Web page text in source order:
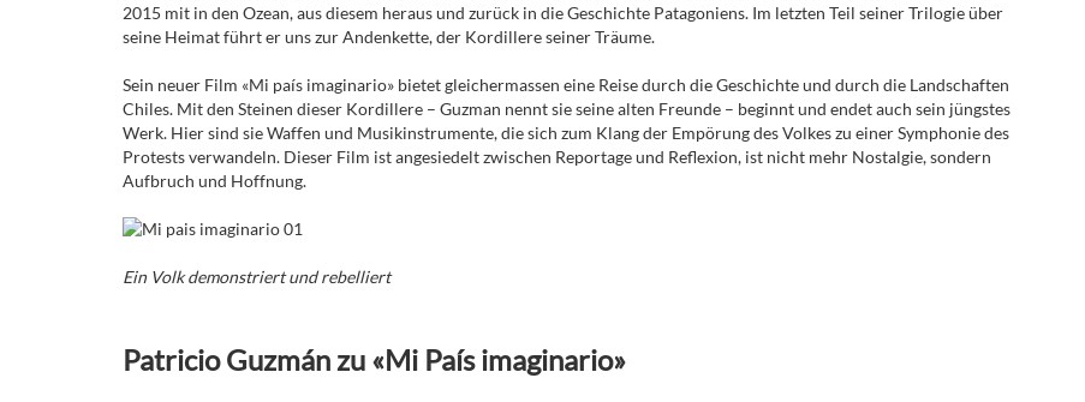
2015 mit in den Ozean, aus diesem heraus und zurück in die Geschichte Patagoniens. Im letzten Teil seiner Trilogie über
seine Heimat führt er uns zur Andenkette, der Kordillere seiner Träume.
Sein neuer Film «Mi país imaginario» bietet gleichermassen eine Reise durch die Geschichte und durch die Landschaften
Chiles. Mit den Steinen dieser Kordillere – Guzman nennt sie seine alten Freunde – beginnt und endet auch sein jüngstes
Werk. Hier sind sie Waffen und Musikinstrumente, die sich zum Klang der Empörung des Volkes zu einer Symphonie des
Protests verwandeln. Dieser Film ist angesiedelt zwischen Reportage und Reflexion, ist nicht mehr Nostalgie, sondern
Aufbruch und Hoffnung.
Ein Volk demonstriert und rebelliert
Patricio Guzmán zu «Mi País imaginario»